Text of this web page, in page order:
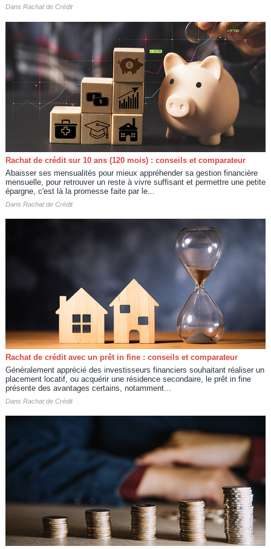
Dans Rachat de Crédit
Rachat de crédit sur 10 ans (120 mois) : conseils et comparateur
Abaisser ses mensualités pour mieux appréhender sa gestion financière
mensuelle, pour retrouver un reste à vivre suffisant et permettre une petite
épargne, c'est là la promesse faite par le...
Dans Rachat de Crédit
Rachat de crédit avec un prêt in fine : conseils et comparateur
Généralement apprécié des investisseurs financiers souhaitant réaliser un
placement locatif, ou acquérir une résidence secondaire, le prêt in fine
présente des avantages certains, notamment...
Dans Rachat de Crédit